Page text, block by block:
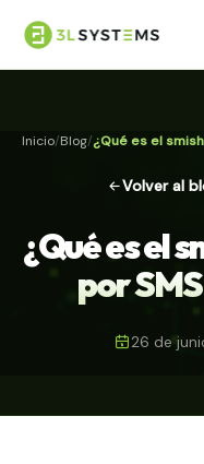
Inicio Blog ¿Qué es el
Volver al
¿Qué es el
por
26 de